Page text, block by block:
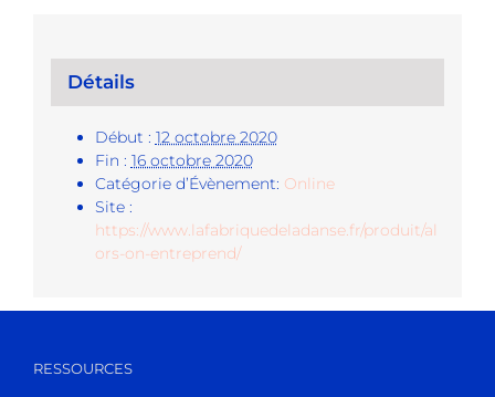
Détails
Début : 12 octobre 2020
Fin : 16 octobre 2020
Catégorie d’Évènement: Online
Site :
https://www.lafabriquedeladanse.fr/produit/al
ors-on-entreprend/
RESSOURCES